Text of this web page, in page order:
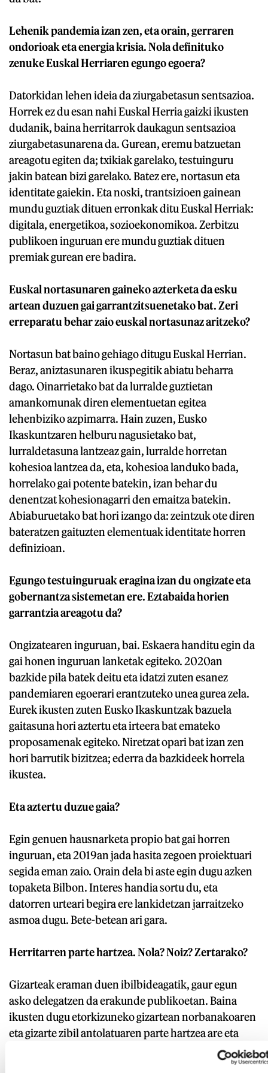
Lehenik pandemia izan zen, eta orain, gerraren
ondorioak eta energia krisia. Nola definituko
zenuke Euskal Herriaren egungo egoera?
Datorkidan lehen ideia da ziurgabetasun sentsazioa.
Horrek ez du esan nahi Euskal Herria gaizki ikusten
dudanik, baina herritarrok daukagun sentsazioa
ziurgabetasunarena da. Gurean, eremu batzuetan
areagotu egiten da; txikiak garelako, testuinguru
jakin batean bizi garelako. Batez ere, nortasun eta
identitate gaiekin. Eta noski, trantsizioen gainean
mundu guztiak dituen erronkak ditu Euskal Herriak:
digitala, energetikoa, sozioekonomikoa. Zerbitzu
publikoen inguruan ere mundu guztiak dituen
premiak gurean ere badira.
Euskal nortasunaren gaineko azterketa da esku
artean duzuen gai garrantzitsuenetako bat. Zeri
erreparatu behar zaio euskal nortasunaz aritzeko?
Nortasun bat baino gehiago ditugu Euskal Herrian.
Beraz, aniztasunaren ikuspegitik abiatu beharra
dago. Oinarrietako bat da lurralde guztietan
amankomunak diren elementuetan egitea
lehenbiziko azpimarra. Hain zuzen, Eusko
Ikaskuntzaren helburu nagusietako bat,
lurraldetasuna lantzeaz gain, lurralde horretan
kohesioa lantzea da, eta, kohesioa landuko bada,
horrelako gai potente batekin, izan behar du
denentzat kohesionagarri den emaitza batekin.
Abiaburuetako bat hori izango da: zeintzuk ote diren
bateratzen gaituzten elementuak identitate horren
definizioan.
Egungo testuinguruak eragina izan du ongizate eta
gobernantza sistemetan ere. Eztabaida horien
garrantzia areagotu da?
Ongizatearen inguruan, bai. Eskaera handitu egin da
gai honen inguruan lanketak egiteko. 2020an
bazkide pila batek deitu eta idatzi zuten esanez
pandemiaren egoerari erantzuteko unea gurea zela.
Eurek ikusten zuten Eusko Ikaskuntzak bazuela
gaitasuna hori aztertu eta irteera bat emateko
proposamenak egiteko. Niretzat opari bat izan zen
hori barrutik bizitzea; ederra da bazkideek horrela
ikustea.
Eta aztertu duzue gaia?
Egin genuen hausnarketa propio bat gai horren
inguruan, eta 2019an jada hasita zegoen proiektuari
segida eman zaio. Orain dela bi aste egin dugu azken
topaketa Bilbon. Interes handia sortu du, eta
datorren urteari begira ere lankidetzan jarraitzeko
asmoa dugu. Bete-betean ari gara.
Herritarren parte hartzea. Nola? Noiz? Zertarako?
Gizarteak eraman duen ibilbideagatik, gaur egun
asko delegatzen da erakunde publikoetan. Baina
ikusten dugu etorkizuneko gizartean norbanakoaren
eta gizarte zibil antolatuaren parte hartzea are eta
beharrezkoagoa izango dela herritarren eta erakunde
publikoen arteko harreman horretan eta erabakiak